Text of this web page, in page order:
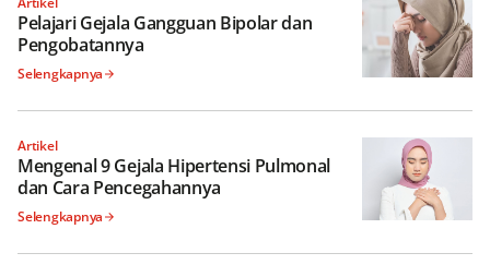
Pelajari Gejala Gangguan Bipolar dan
Pengobatannya
Selengkapnya
Artikel
Mengenal 9 Gejala Hipertensi Pulmonal
dan Cara Pencegahannya
Selengkapnya